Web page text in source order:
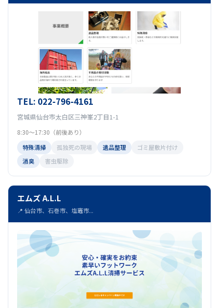
TEL: 022-796-4161
宮城県仙台市太白区三神峯2丁目1-1
8:30～17:30（前後あり）
特殊清掃
孤独死の現場 遺品整理
ゴミ屋敷片付け
消臭
害虫駆除
エムズ A.L.L
📍 仙台市、石巻市、塩竈市...